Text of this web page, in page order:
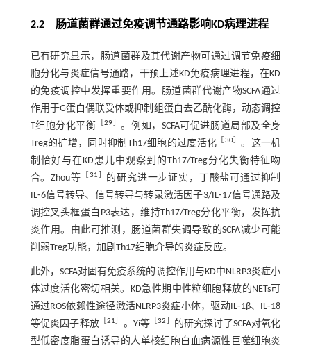
2.2 肠道菌群通过免疫调节通路影响KD病理进程
已有研究显示，肠道菌群及其代谢产物可通过调节免疫细
胞分化与炎症信号通路，干预上述KD免疫病理进程，在KD
的免疫调控中发挥重要作用。肠道菌群代谢产物SCFA通过
作用于G蛋白偶联受体或抑制组蛋白去乙酰化酶，动态调控
T细胞分化平衡 ［29
。例如，SCFA可促进肠道局部及全身
Treg的扩增，同时抑制Th17细胞的过度活化
30］ 。这一机
制恰好与在KD患儿中观察到的Th17/Treg分化失衡特征吻
合。Zhou等
31
的研究进一步证实，丁酸盐可通过抑制
IL⁃6信号转导、信号转导与转录激活因子3/IL⁃17信号通路及
调控叉头框蛋白P3表达，维持Th17/Treg分化平衡，发挥抗
炎作用。由此可推测，肠道菌群失调导致的SCFA减少可能
削弱Treg功能，加剧Th17细胞介导的炎症反应。
此外，SCFA对固有免疫系统的调控作用与KD中NLRP3炎症小
体过度活化密切相关。KD急性期中性粒细胞释放的NETs可
通过ROS依赖性途径激活NLRP3炎症小体，驱动IL⁃1β、IL⁃18
等促炎因子释放［21 。Yi等 ［32
的研究探讨了SCFA对氧化
型低密度脂蛋白诱导的人单核细胞白血病源性巨噬细胞炎